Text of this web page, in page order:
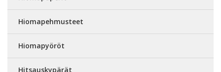
Hiomapehmusteet
Hiomapyöröt
Hitsauskypärät